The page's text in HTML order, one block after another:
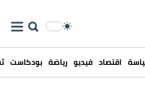
اقتصاد فيديو رياضة بودكاست